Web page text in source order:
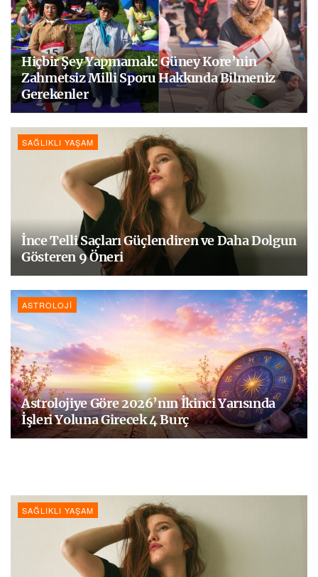
Hiçbir Şey Yapmamak: Güney Kore’nin
Zahmetsiz Milli Sporu Hakkında Bilmeniz
Gerekenler
SAĞLIKLI YAŞAM
İnce Telli Saçları Güçlendiren ve Daha Dolgun
Gösteren 9 Öneri
ASTROLOJI
Astrolojiye Göre 2026’nın İkinci Yarısında
İşleri Yoluna Girecek 4 Burç
SAĞLIKLI YAŞAM